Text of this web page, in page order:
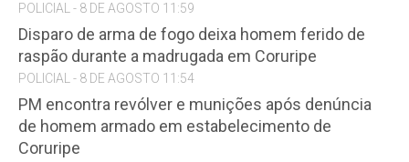
POLICIAL - 8 DE AGOSTO 11:59
Disparo de arma de fogo deixa homem ferido de
raspão durante a madrugada em Coruripe
POLICIAL - 8 DE AGOSTO 11:54
PM encontra revólver e munições após denúncia
de homem armado em estabelecimento de
Coruripe